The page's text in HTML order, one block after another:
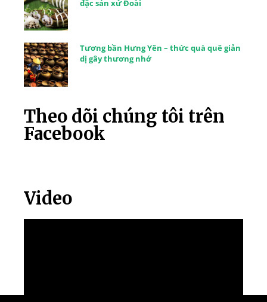
đặc sản xứ Đoài
Tương bần Hưng Yên – thức quà quê giản
dị gây thương nhớ
Theo dõi chúng tôi trên
Facebook
Video